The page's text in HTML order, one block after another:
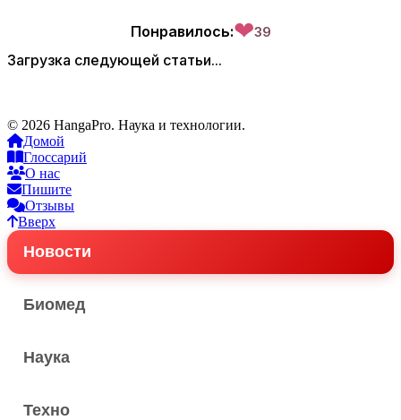
Понравилось:❤39
Загрузка следующей статьи...
© 2026 HangaPro. Наука и технологии.
Домой
Глоссарий
О нас
Пишите
Отзывы
Вверх
Новости
Биомед
Наука
Техно